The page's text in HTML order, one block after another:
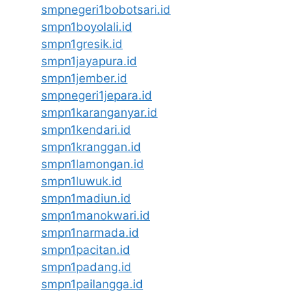
smpnegeri1bobotsari.id
smpn1boyolali.id
smpn1gresik.id
smpn1jayapura.id
smpn1jember.id
smpnegeri1jepara.id
smpn1karanganyar.id
smpn1kendari.id
smpn1kranggan.id
smpn1lamongan.id
smpn1luwuk.id
smpn1madiun.id
smpn1manokwari.id
smpn1narmada.id
smpn1pacitan.id
smpn1padang.id
smpn1pailangga.id